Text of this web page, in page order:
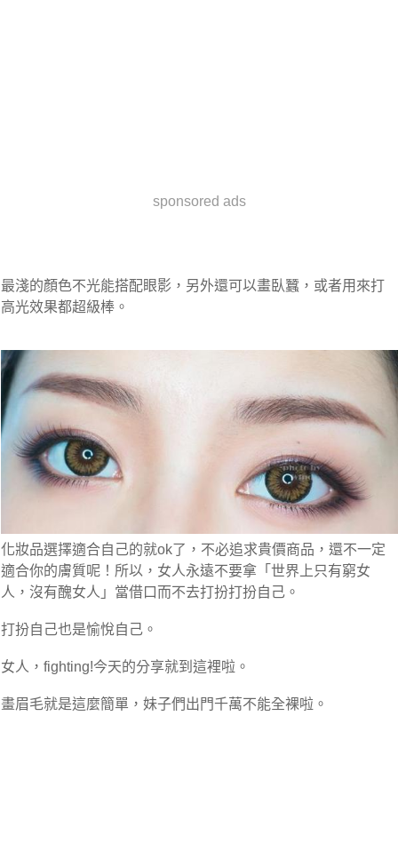
sponsored ads
最淺的顏色不光能搭配眼影，另外還可以畫臥蠶，或者用來打
高光效果都超級棒。
化妝品選擇適合自己的就ok了，不必追求貴價商品，還不一定
適合你的膚質呢！所以，女人永遠不要拿「世界上只有窮女
人，沒有醜女人」當借口而不去打扮打扮自己。
打扮自己也是愉悅自己。
女人，fighting!今天的分享就到這裡啦。
畫眉毛就是這麼簡單，妹子們出門千萬不能全裸啦。